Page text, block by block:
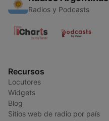
Radios y Podcasts
Recursos
Locutores
Widgets
Blog
Sitios web de radio por país